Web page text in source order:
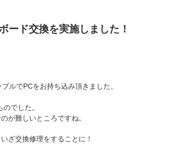
ード交換を実施しました！
ルでPCをお持ち込み頂きました。
でした。
が難しいところですね。
ざ交換修理をすることに！